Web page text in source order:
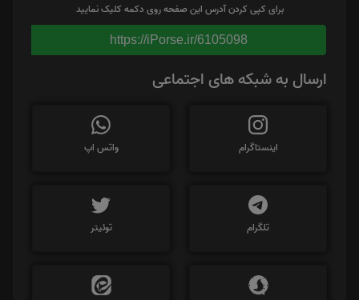
برای کپی کردن آدرس این صفحه روی دکمه کلیک نمایید
https://iPorse.ir/6105098
ارسال به شبکه های اجتماعی
اینستاگرام واتس اپ
تلگرام توئیتر